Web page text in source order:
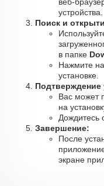
устройства.
Поиск и
в папке
Нажмите
установке.
Подтверждение
Вас может
на
Дождитесь
Завершение:
После
экране